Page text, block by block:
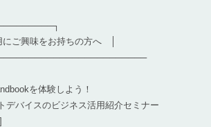
ご興味をお持ちの方へ │
を体験しよう！
デバイスのビジネス活用紹介セミナー